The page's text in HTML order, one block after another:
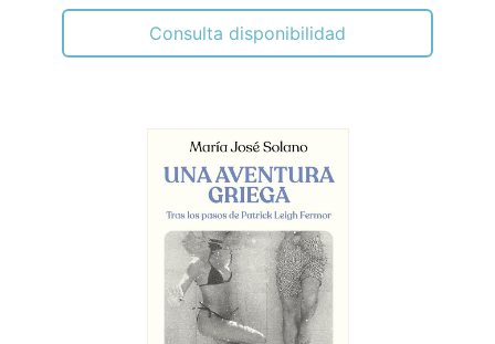
Consulta disponibilidad